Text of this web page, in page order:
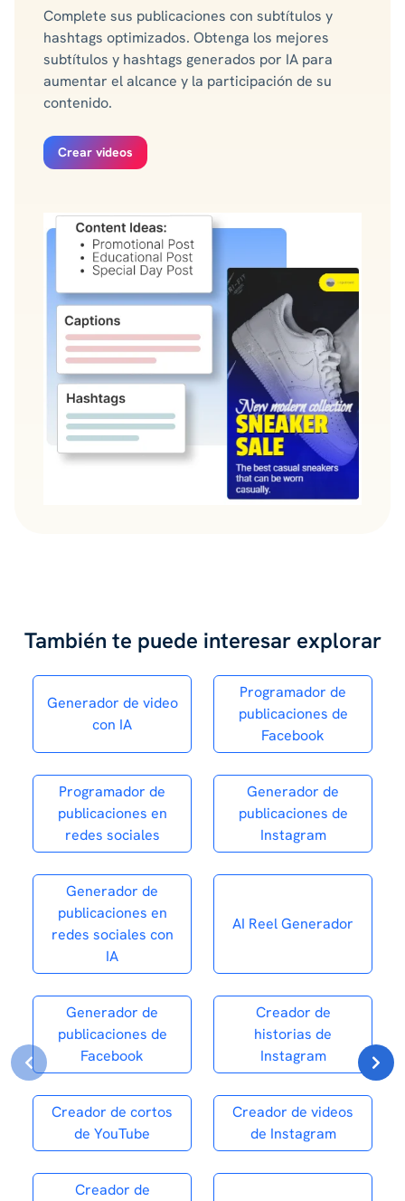
Complete sus publicaciones con subtítulos y
hashtags optimizados. Obtenga los mejores
subtítulos y hashtags generados por IA para
aumentar el alcance y la participación de su
contenido.
Crear videos
También te puede interesar explorar
Generador de video
con IA
Programador de
publicaciones de
Facebook
Programador de
publicaciones en
redes sociales
Generador de
publicaciones de
Instagram
Generador de
publicaciones en
redes sociales con
IA
AI Reel Generador
Generador de
publicaciones de
Facebook
Creador de
historias de
Instagram
Creador de cortos
de YouTube
Creador de videos
de Instagram
Creador de